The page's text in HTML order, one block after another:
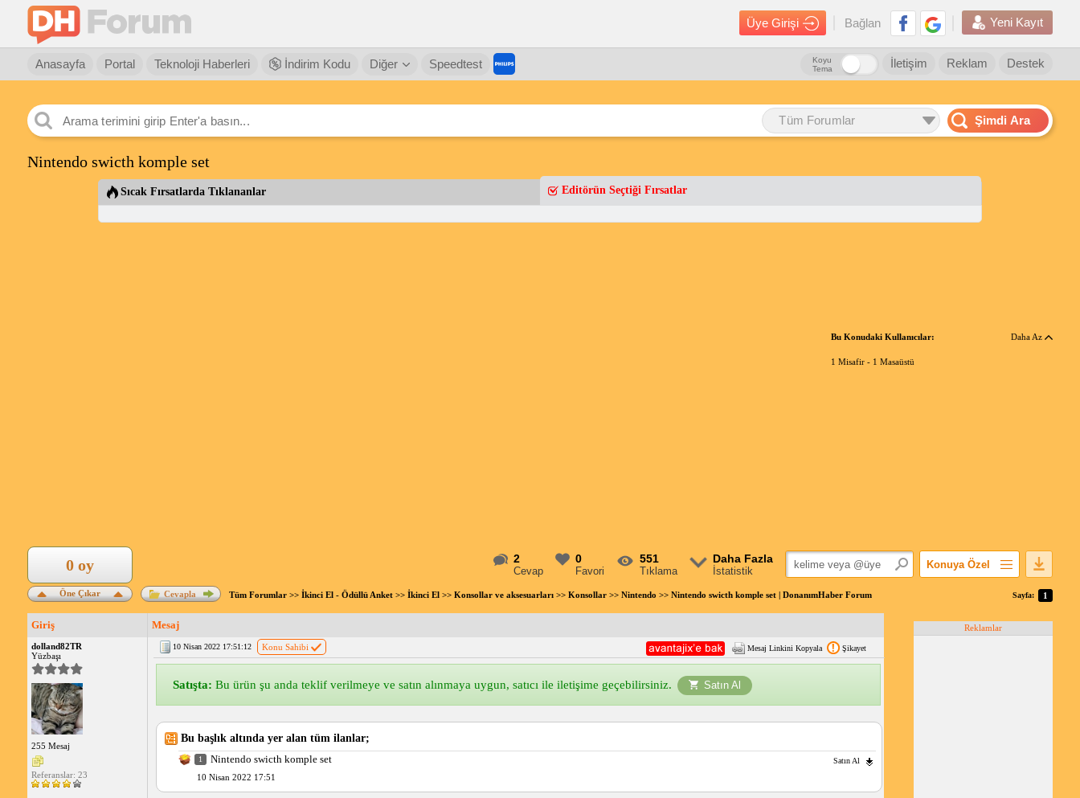
Üye Girişi Bağlan Yeni Kayıt
Anasayfa Portal Teknoloji Haberleri İndirim Kodu Diğer Speedtest Destek
Reklam
İletişim
Koyu
Tema
Tüm Forumlar Şimdi Ara
Nintendo swicth komple set
Sıcak Fırsatlarda Tıklananlar Editörün Seçtiği Fırsatlar
Bu Konudaki Kullanıcılar: Daha Az
1 Misafir - 1 Masaüstü
2
Cevap
0
Favori
551
Tıklama
Daha Fazla
İstatistik
Konuya Özel
Popüler Mesajlar
Öne Çıkar
0 oy
Cevapla Tüm Forumlar>> İkinci El - Ödüllü Anket>> İkinci El>> Konsollar ve aksesuarları>> Konsollar>> Nintendo >> Nintendo swicth komple set | DonanımHaber Forum Sayfa: 1
Giriş Mesaj
dolland82TR
Yüzbaşı
255 Mesaj
Referanslar: 23
10 Nisan 2022 17:51:12 Konu Sahibi Mesaj Linkini Kopyala Şikayet
Satışta: Bu ürün şu anda teklif verilmeye ve satın alınmaya uygun, satıcı ile iletişime geçebilirsiniz. Satın Al
Bu başlık altında yer alan tüm ilanlar;
1 Nintendo swicth komple set Satın Al
10 Nisan 2022 17:51
Reklamlar